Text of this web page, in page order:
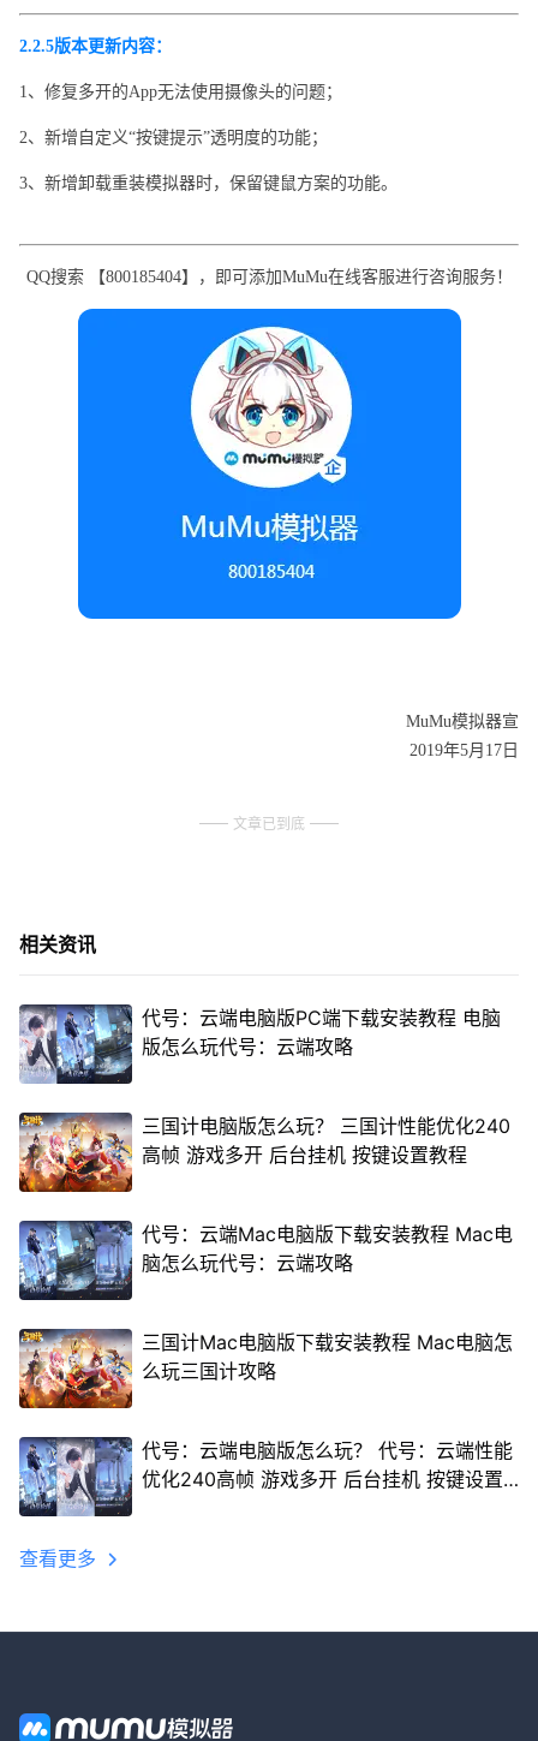
2.2.5版本更新内容：
1、修复多开的App无法使用摄像头的问题；
2、新增自定义“按键提示”透明度的功能；
3、新增卸载重装模拟器时，保留键鼠方案的功能。
QQ搜索 【800185404】，即可添加MuMu在线客服进行咨询服务！
MuMu模拟器宣
2019年5月17日
文章已到底
相关资讯
代号：云端电脑版PC端下载安装教程 电脑
版怎么玩代号：云端攻略
三国计电脑版怎么玩？ 三国计性能优化240
高帧 游戏多开 后台挂机 按键设置教程
代号：云端Mac电脑版下载安装教程 Mac电
脑怎么玩代号：云端攻略
三国计Mac电脑版下载安装教程 Mac电脑怎
么玩三国计攻略
代号：云端电脑版怎么玩？ 代号：云端性能
优化240高帧 游戏多开 后台挂机 按键设置
查看更多